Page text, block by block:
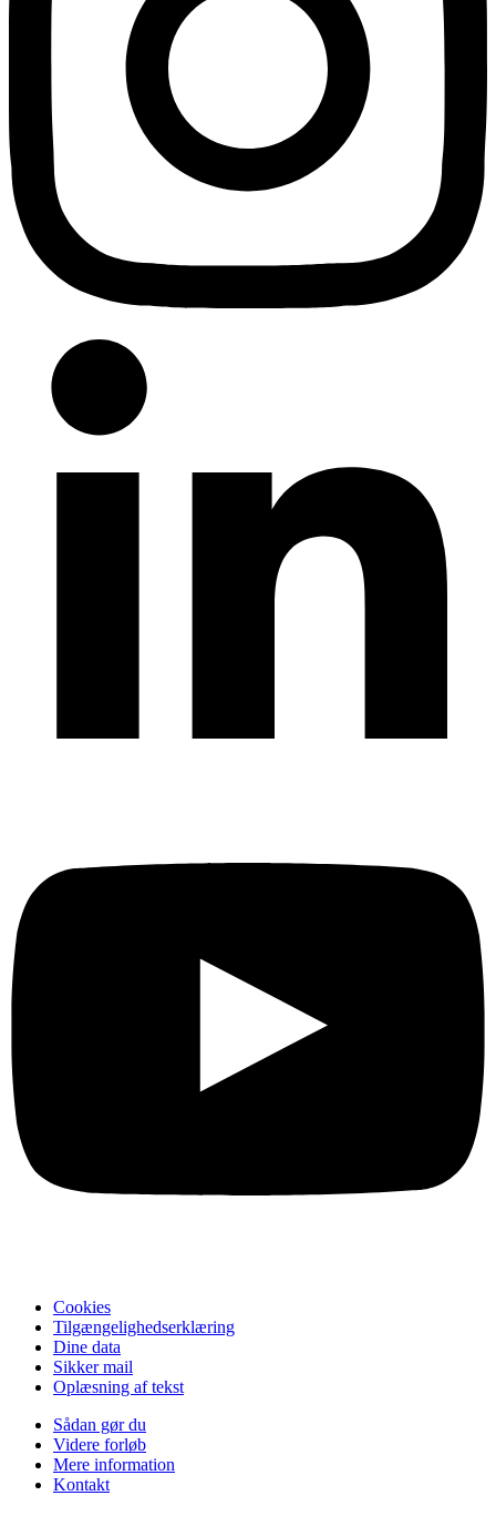
Cookies
Tilgængelighedserklæring
Dine data
Sikker mail
Oplæsning af tekst
Sådan gør du
Videre forløb
Mere information
Kontakt